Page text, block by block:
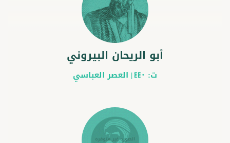
أبو الريحان البيروني
ت: 440
| العصر العباسي